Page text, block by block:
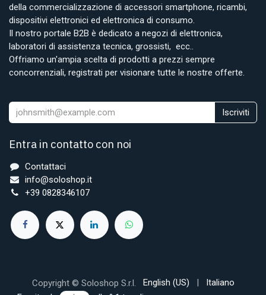
della commercializzazione di accessori smartphone, ricambi,
dispositivi elettronici ed elettronica di consumo.
Il nostro portale B2B è dedicato a negozi di elettronica,
laboratori di assistenza tecnica, grossisti, ecc..
Offriamo un'ampia scelta di prodotti a prezzi sempre
concorrenziali, registrati per visionare tutte le nostre offerte.
Iscriviti
Entra in contatto con noi
Contattaci
info@soloshop.it
+39 0828346107
Copyright © Soloshop S.r.l. English (US) |
Italiano